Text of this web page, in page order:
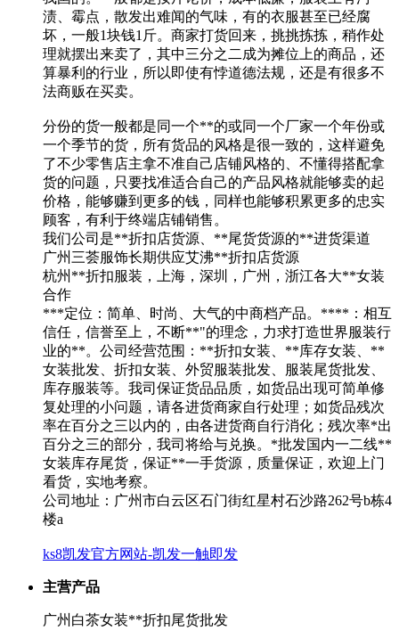
渍、霉点，散发出难闻的气味，有的衣服甚至已经腐
坏，一般1块钱1斤。商家打货回来，挑挑拣拣，稍作处
理就摆出来卖了，其中三分之二成为摊位上的商品，还
算暴利的行业，所以即使有悖道德法规，还是有很多不
法商贩在买卖。
分份的货一般都是同一个**的或同一个厂家一个年份或
一个季节的货，所有货品的风格是很一致的，这样避免
了不少零售店主拿不准自己店铺风格的、不懂得搭配拿
货的问题，只要找准适合自己的产品风格就能够卖的起
价格，能够赚到更多的钱，同样也能够积累更多的忠实
顾客，有利于终端店铺销售。
我们公司是**折扣店货源、**尾货货源的**进货渠道
广州三荟服饰长期供应艾沸**折扣店货源
杭州**折扣服装，上海，深圳，广州，浙江各大**女装
合作
***定位：简单、时尚、大气的中商档产品。****：相互
信任，信誉至上，不断**"的理念，力求打造世界服装行
业的**。公司经营范围：**折扣女装、**库存女装、**
女装批发、折扣女装、外贸服装批发、服装尾货批发、
库存服装等。我司保证货品品质，如货品出现可简单修
复处理的小问题，请各进货商家自行处理；如货品残次
率在百分之三以内的，由各进货商自行消化；残次率*出
百分之三的部分，我司将给与兑换。*批发国内一二线**
女装库存尾货，保证**一手货源，质量保证，欢迎上门
看货，实地考察。
公司地址：广州市白云区石门街红星村石沙路262号b栋4
楼a
ks8凯发官方网站-凯发一触即发
主营产品
广州白茶女装**折扣尾货批发